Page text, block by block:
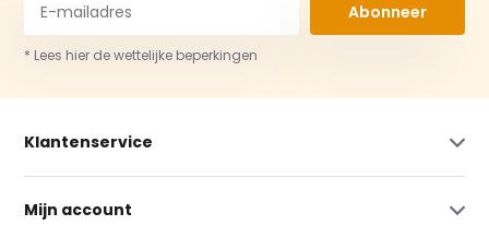
Abonneer
* Lees hier de wettelijke beperkingen
Klantenservice
Mijn account